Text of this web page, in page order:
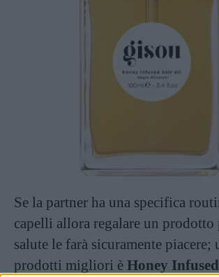
Se la partner ha una specifica
capelli allora regalare un prodotto
salute le farà sicuramente piacere;
prodotti migliori è Honey